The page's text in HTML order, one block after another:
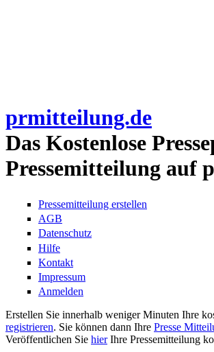
prmitteilung.de
Das Kostenlose
Pressemitteilung auf
Pressemitteilung erstellen
AGB
Datenschutz
Hilfe
Kontakt
Impressum
Anmelden
Erstellen Sie innerhalb weniger Minuten Ihre
registrieren. Sie können dann Ihre Presse
Veröffentlichen Sie hierIhre Pressemitteilung